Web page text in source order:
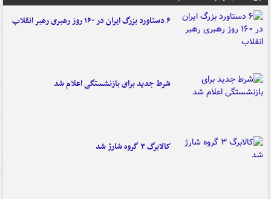
۶ دستاورد بزرگ ایران در ۱۶۰ روز رهبری رهبر انقلاب
شرط جدید برای بازنشستگی اعلام شد
کالابرگ ۳ گروه شارژ شد